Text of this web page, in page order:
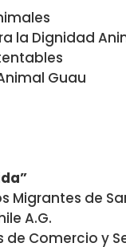
la Dignidad
Guau
Migrantes de
A.G.
Comercio y